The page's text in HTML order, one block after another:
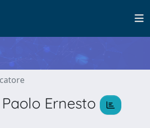
Paolo Ernesto